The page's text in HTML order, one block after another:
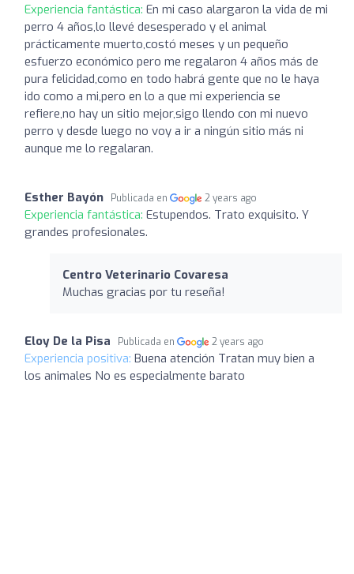
Experiencia fantástica: En mi caso alargaron la vida de mi
perro 4 años,lo llevé desesperado y el animal
prácticamente muerto,costó meses y un pequeño
esfuerzo económico pero me regalaron 4 años más de
pura felicidad,como en todo habrá gente que no le haya
ido como a mi,pero en lo a que mi experiencia se
refiere,no hay un sitio mejor,sigo llendo con mi nuevo
perro y desde luego no voy a ir a ningún sitio más ni
aunque me lo regalaran.
Esther Bayón Publicada en 2 years ago
Experiencia fantástica: Estupendos. Trato exquisito. Y
grandes profesionales.
Centro Veterinario Covaresa
Muchas gracias por tu reseña!
Eloy De la Pisa Publicada en 2 years ago
Experiencia positiva: Buena atención Tratan muy bien a
los animales No es especialmente barato